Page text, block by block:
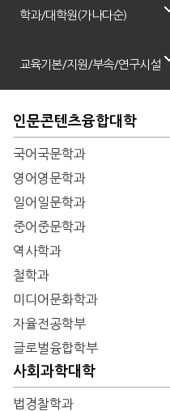
인문콘텐츠융합대학
국어국문학과
영어영문학과
일어일문학과
중어중문학과
역사학과
철학과
미디어문화학과
자율전공학부
글로벌융합학부
사회과학대학
법경찰학과
학과/대학원(가나다순)
교육기본/지원/부속/연구시설